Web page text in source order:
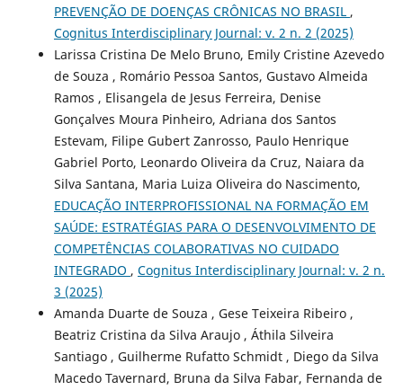
PREVENÇÃO DE DOENÇAS CRÔNICAS NO BRASIL ,
Cognitus Interdisciplinary Journal: v. 2 n. 2 (2025)
Larissa Cristina De Melo Bruno, Emily Cristine Azevedo
de Souza , Romário Pessoa Santos, Gustavo Almeida
Ramos , Elisangela de Jesus Ferreira, Denise
Gonçalves Moura Pinheiro, Adriana dos Santos
Estevam, Filipe Gubert Zanrosso, Paulo Henrique
Gabriel Porto, Leonardo Oliveira da Cruz, Naiara da
Silva Santana, Maria Luiza Oliveira do Nascimento,
EDUCAÇÃO INTERPROFISSIONAL NA FORMAÇÃO EM
SAÚDE: ESTRATÉGIAS PARA O DESENVOLVIMENTO DE
COMPETÊNCIAS COLABORATIVAS NO CUIDADO
INTEGRADO , Cognitus Interdisciplinary Journal: v. 2 n.
3 (2025)
Amanda Duarte de Souza , Gese Teixeira Ribeiro ,
Beatriz Cristina da Silva Araujo , Áthila Silveira
Santiago , Guilherme Rufatto Schmidt , Diego da Silva
Macedo Tavernard, Bruna da Silva Fabar, Fernanda de